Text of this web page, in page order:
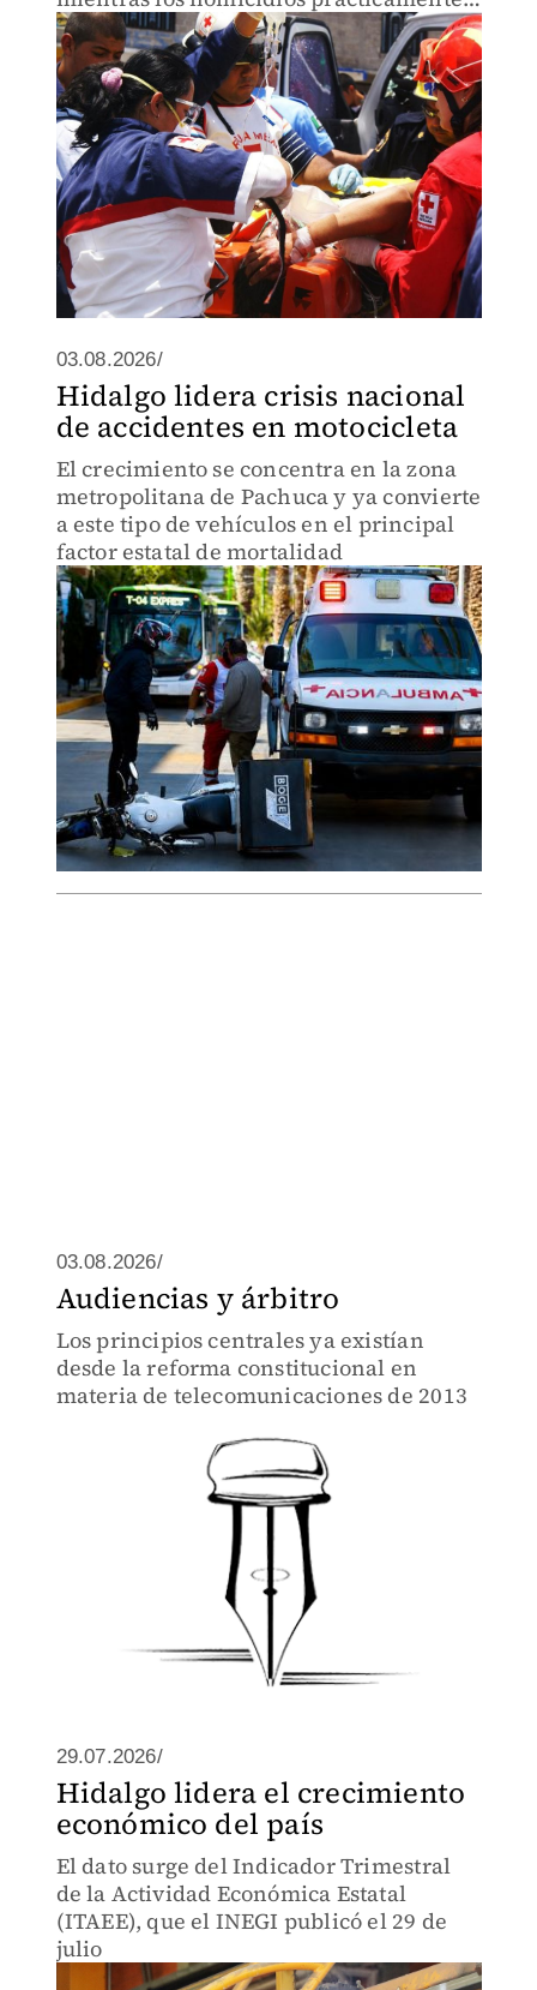
permanecieron en el mismo nivel.
03.08.2026/
Hidalgo lidera crisis nacional
de accidentes en motocicleta
El crecimiento se concentra en la zona
metropolitana de Pachuca y ya convierte
a este tipo de vehículos en el principal
factor estatal de mortalidad
03.08.2026/
Audiencias y árbitro
Los principios centrales ya existían
desde la reforma constitucional en
materia de telecomunicaciones de 2013
29.07.2026/
Hidalgo lidera el crecimiento
económico del país
El dato surge del Indicador Trimestral
de la Actividad Económica Estatal
(ITAEE), que el INEGI publicó el 29 de
julio